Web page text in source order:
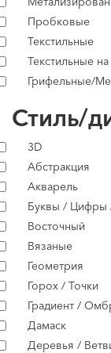
Пробковые
Текстильные
Текстильные
Грифельные/
Стиль/
3D
Абстракция
Акварель
Буквы / Цифры
Восточный
Вязаные
Геометрия
Горох / Точки
Градиент /
Дамаск
Деревья /